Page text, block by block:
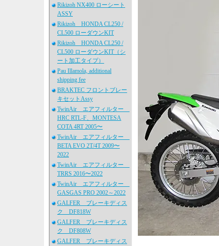
Rikizoh NX400 ローシート
ASSY
Rikizoh HONDA CL250 /
CL500 ローダウンKIT
Rikizoh HONDA CL250 /
CL500 ローダウンKIT（シ
ート加工タイプ）
Pau Illamola, additional
shipping fee
BRAKTEC フロントブレー
キセットAssy
TwinAir エアフィルター
HRC RTL-F、MONTESA
COTA 4RT 2005〜
TwinAir エアフィルター
BETA EVO 2T/4T 2009〜
2022
TwinAir エアフィルター
TRRS 2016〜2022
TwinAir エアフィルター
GASGAS PRO 2002～2022
GALFER ブレーキディス
ク DF818W
GALFER ブレーキディス
ク DF808W
GALFER ブレーキディス